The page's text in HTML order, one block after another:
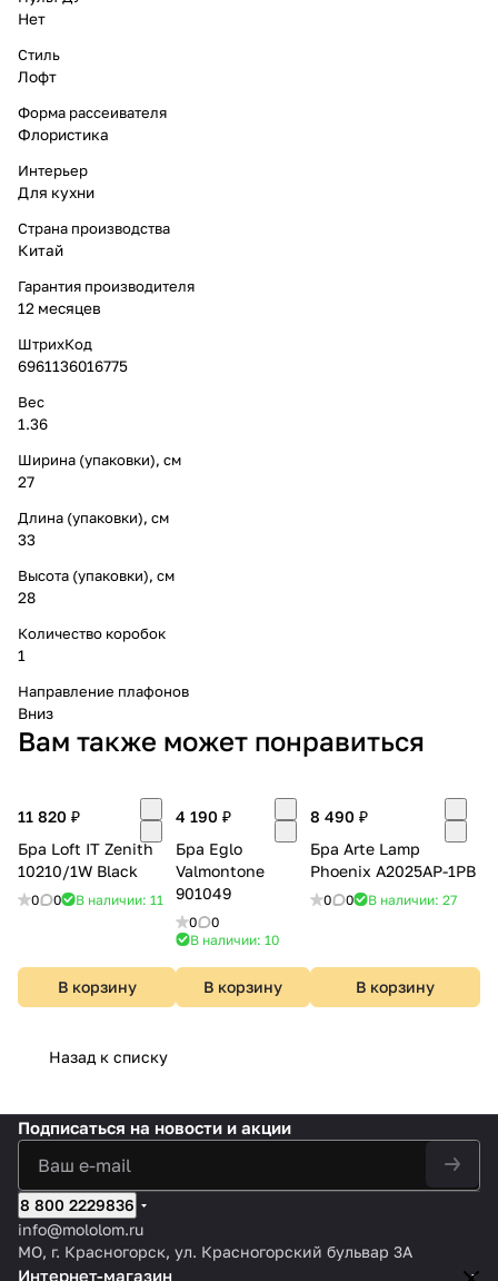
Нет
Стиль
Лофт
Форма рассеивателя
Флористика
Интерьер
Для кухни
Страна производства
Китай
Гарантия производителя
12 месяцев
ШтрихКод
6961136016775
Вес
1.36
Ширина (упаковки), см
27
Длина (упаковки), см
33
Высота (упаковки), см
28
Количество коробок
1
Направление плафонов
Вниз
Вам также может понравиться
11 820 ₽
Бра Loft IT Zenith
10210/1W Black
0 0 В наличии: 11
В корзину
4 190 ₽
Бра Eglo
Valmontone
901049
0
0
В наличии: 10
В корзину
8 490 ₽
Бра Arte Lamp
Phoenix A2025AP-1PB
0 0 В наличии: 27
В корзину
Назад к списку
Подписаться на новости и акции
8 800 2229836
info@mololom.ru
МО, г. Красногорск, ул. Красногорский бульвар 3А
Интернет-магазин